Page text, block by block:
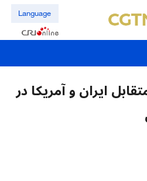
Language
ایران و آمریکا در